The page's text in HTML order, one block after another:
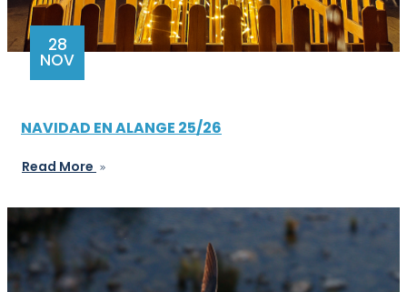
28
NOV
NAVIDAD EN ALANGE 25/26
Read More